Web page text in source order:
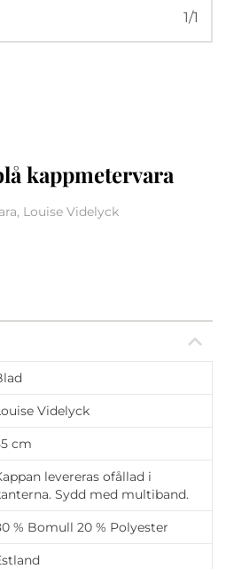
1/1
kappmetervara
Louise Videlyck
Videlyck
cm
levereras ofållad i
Sydd med multiband.
% Bomull 20 % Polyester